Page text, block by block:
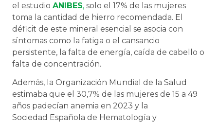
el estudio ANIBES, solo el 17% de las mujeres
toma la cantidad de hierro recomendada. El
déficit de este mineral esencial se asocia con
síntomas como la fatiga o el cansancio
persistente, la falta de energía, caída de cabello o
falta de concentración.
Además, la Organización Mundial de la Salud
estimaba que el 30,7% de las mujeres de 15 a 49
años padecían anemia en 2023 y la
Sociedad Española de Hematología y